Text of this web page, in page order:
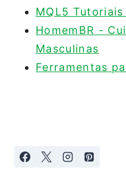
MQL5
HomemBR -
Masculinas
Ferramentas